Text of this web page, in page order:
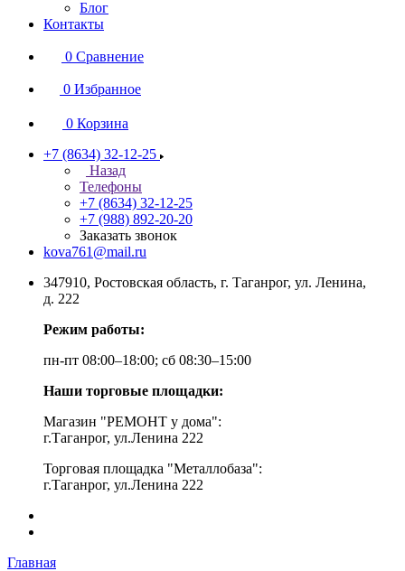
Блог
Контакты
0 Сравнение
0 Избранное
0 Корзина
+7 (8634) 32-12-25
Назад
Телефоны
+7 (8634) 32-12-25
+7 (988) 892-20-20
Заказать звонок
kova761@mail.ru
347910, Ростовская область, г. Таганрог, ул. Ленина,
д. 222
Режим работы:
пн-пт 08:00–18:00; сб 08:30–15:00
Наши торговые площадки:
Магазин "РЕМОНТ у дома":
г.Таганрог, ул.Ленина 222
Торговая площадка "Металлобаза":
г.Таганрог, ул.Ленина 222
Главная